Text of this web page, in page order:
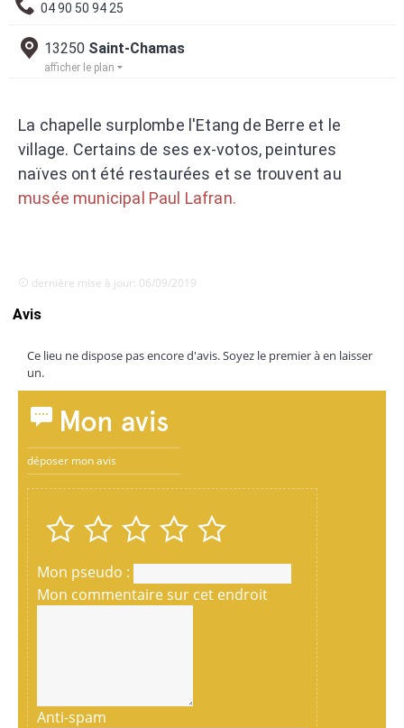
04 90 50 94 25
13250 Saint-Chamas
afficher le plan
La chapelle surplombe l'Etang de Berre et le
village. Certains de ses ex-votos, peintures
naïves ont été restaurées et se trouvent au
musée municipal Paul Lafran.
dernière mise à jour: 06/09/2019
Avis
Ce lieu ne dispose pas encore d'avis. Soyez le premier à en laisser
un.
Mon avis
déposer mon avis
Mon pseudo :
Mon commentaire sur cet endroit
Anti-spam